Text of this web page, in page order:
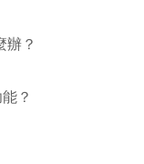
辦？
？